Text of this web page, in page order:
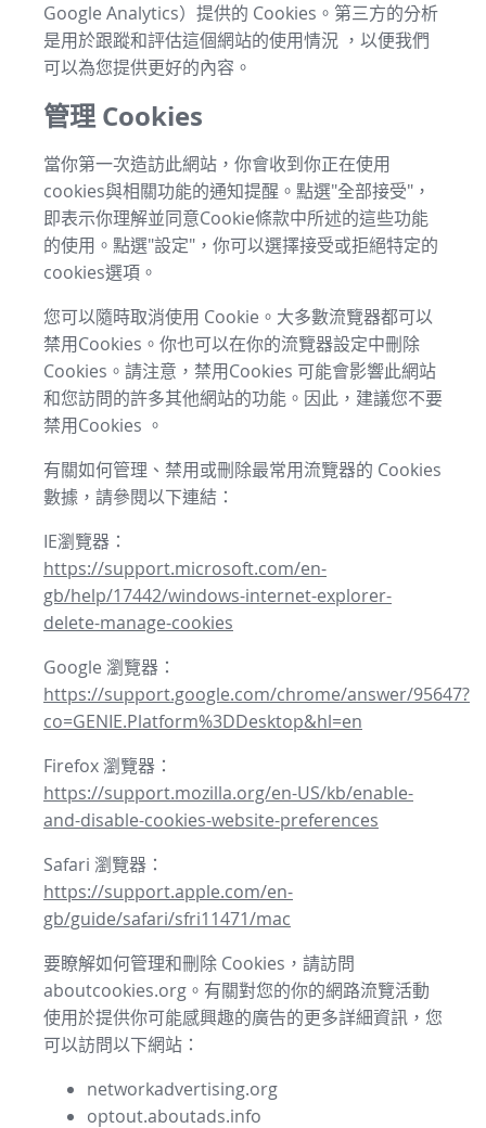
Google Analytics）提供的 Cookies。第三方的分析
是用於跟蹤和評估這個網站的使用情況 ，以便我們
可以為您提供更好的內容。
管理 Cookies
當你第一次造訪此網站，你會收到你正在使用
cookies與相關功能的通知提醒。點選"全部接受"，
即表示你理解並同意Cookie條款中所述的這些功能
的使用。點選"設定"，你可以選擇接受或拒絕特定的
cookies選項。
您可以隨時取消使用 Cookie。大多數流覽器都可以
禁用Cookies。你也可以在你的流覽器設定中刪除
Cookies。請注意，禁用Cookies 可能會影響此網站
和您訪問的許多其他網站的功能。因此，建議您不要
禁用Cookies 。
有關如何管理、禁用或刪除最常用流覽器的 Cookies
數據，請參閱以下連結：
IE瀏覽器：
https://support.microsoft.com/en-
gb/help/17442/windows-internet-explorer-
delete-manage-cookies
Google 瀏覽器：
https://support.google.com/chrome/answer/95647?
co=GENIE.Platform%3DDesktop&hl=en
Firefox 瀏覽器：
https://support.mozilla.org/en-US/kb/enable-
and-disable-cookies-website-preferences
Safari 瀏覽器：
https://support.apple.com/en-
gb/guide/safari/sfri11471/mac
要瞭解如何管理和刪除 Cookies，請訪問
aboutcookies.org。有關對您的你的網路流覽活動
使用於提供你可能感興趣的廣告的更多詳細資訊，您
可以訪問以下網站：
networkadvertising.org
optout.aboutads.info